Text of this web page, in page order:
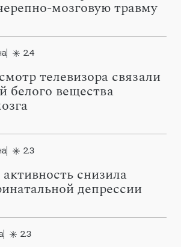
мозговую травму
2.4
телевизора связали
белого вещества
2.3
снизила
депрессии
2.3